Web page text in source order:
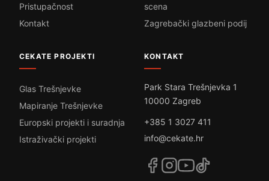
Pristupačnost
Kontakt
scena
Zagrebački glazbeni podij
CEKATE PROJEKTI
Glas Trešnjevke
Mapiranje Trešnjevke
Europski projekti i suradnja
Istraživački projekti
KONTAKT
Park Stara Trešnjevka 1
10000 Zagreb
+385 1 3027 411
info@cekate.hr